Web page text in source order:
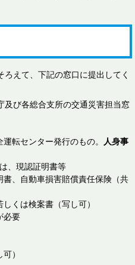
えて、下記の窓口に提出してく
及び各総合支所の交通災害担当窓
転センター発行のもの。
人身事
、現認証明書等
書、自動車損害賠償責任保険（共
くは検案書（写し可）
必要
）